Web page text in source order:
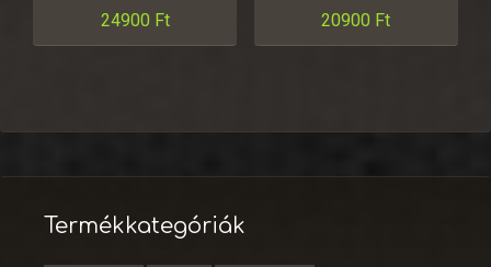
24900 Ft 20900 Ft
Termékkategóriák